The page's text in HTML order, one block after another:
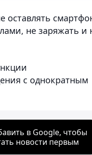
оставлять
не заряжать и
с однократным
в Google, чтобы
новости первым